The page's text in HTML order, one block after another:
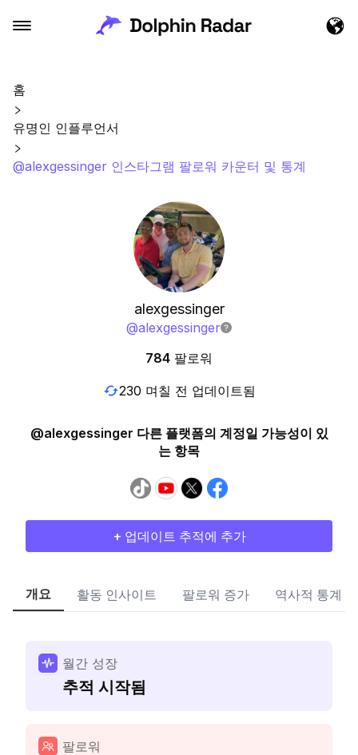
홈
유명인 인플루언서
@alexgessinger 인스타그램 팔로워 카운터 및 통계
alexgessinger
@alexgessinger
784 팔로워
230 며칠 전 업데이트됨
@alexgessinger 다른 플랫폼의 계정일 가능성이 있
는 항목
+ 업데이트 추적에 추가
개요 활동 인사이트 팔로워 증가 역사적 통계
월간 성장
추적 시작됨
팔로워